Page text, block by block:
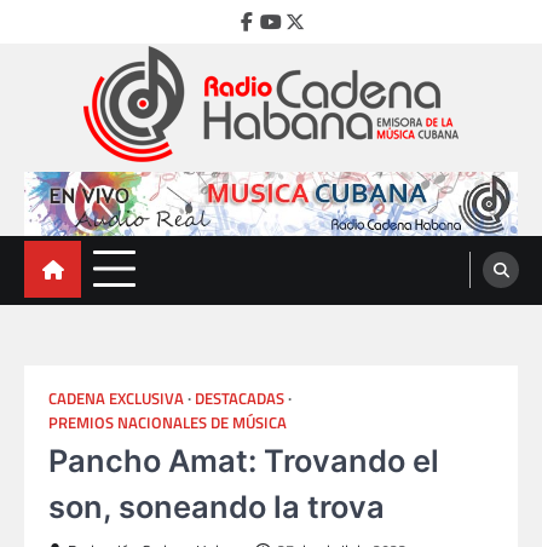
Facebook
Youtube
Twitter
Radio Cadena Habana
Emisora de la Música Cubana
CADENA EXCLUSIVA DESTACADAS
PREMIOS NACIONALES DE MÚSICA
Pancho Amat: Trovando el
son, soneando la trova